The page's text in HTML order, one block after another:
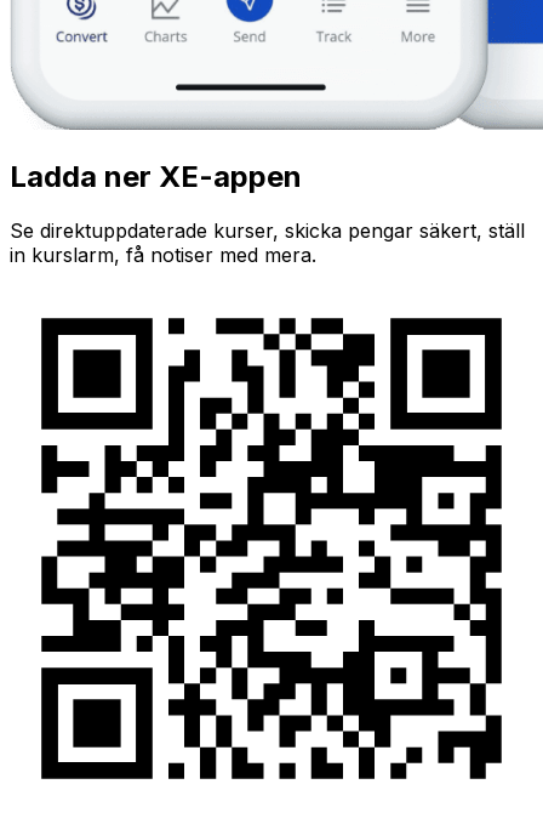
Ladda ner XE-appen
Se direktuppdaterade kurser, skicka pengar säkert, ställ
in kurslarm, få notiser med mera.